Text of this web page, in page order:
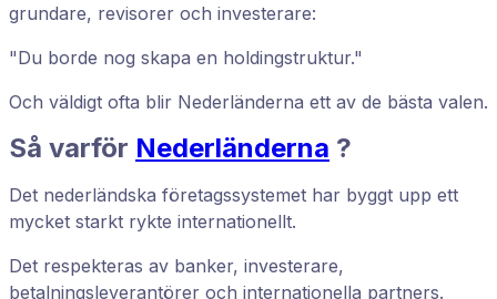
grundare, revisorer och investerare:
"Du borde nog skapa en holdingstruktur."
Och väldigt ofta blir Nederländerna ett av de bästa valen.
Så varför Nederländerna ?
Det nederländska företagssystemet har byggt upp ett
mycket starkt rykte internationellt.
Det respekteras av banker, investerare,
betalningsleverantörer och internationella partners.